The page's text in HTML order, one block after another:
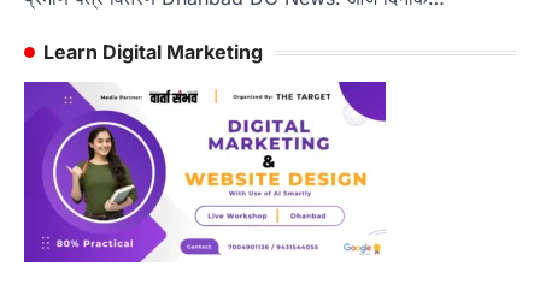
Learn Digital Marketing